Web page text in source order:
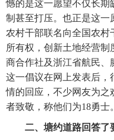
憾的是这一愿望不仅长期
制甚至打压。也正是这一
农村干部联名向全国农村
所有权，创新土地经营
商合作社及浙江省航民、
这一倡议在网上发表后，
情的回应，不少网友为之
者致敬，称他们为18勇士。
二、塘约道路回答了